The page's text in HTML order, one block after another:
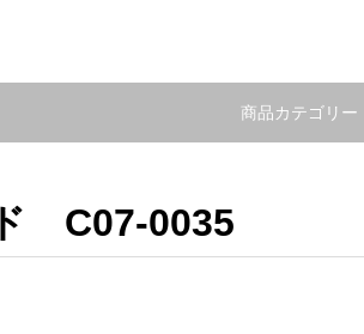
商品カテゴリー
C07-0035